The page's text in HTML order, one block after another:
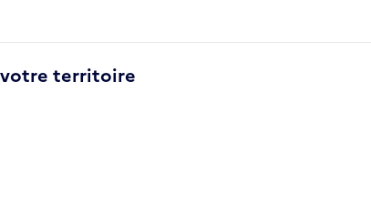
territoire